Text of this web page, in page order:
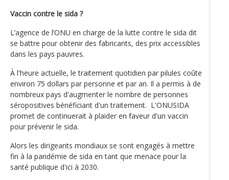
Vaccin contre le sida ?
L’agence de l’ONU en charge de la lutte contre le sida dit
se battre pour obtenir des fabricants, des prix accessibles
dans les pays pauvres.
À l'heure actuelle, le traitement quotidien par pilules coûte
environ 75 dollars par personne et par an. Il a permis à de
nombreux pays d'augmenter le nombre de personnes
séropositives bénéficiant d'un traitement. L'ONUSIDA
promet de continuerait à plaider en faveur d'un vaccin
pour prévenir le sida.
Alors les dirigeants mondiaux se sont engagés à mettre
fin à la pandémie de sida en tant que menace pour la
santé publique d'ici à 2030.